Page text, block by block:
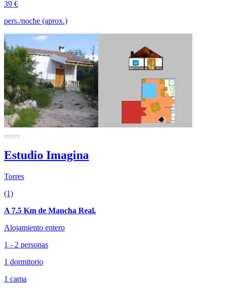
39 €
pers./noche (aprox.)
Estudio Imagina
Torres
(1)
A 7.5 Km de Mancha Real.
Alojamiento entero
1 - 2 personas
1 dormitorio
1 cama